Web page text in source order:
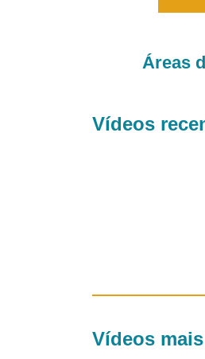
Áreas
Vídeos
Vídeos